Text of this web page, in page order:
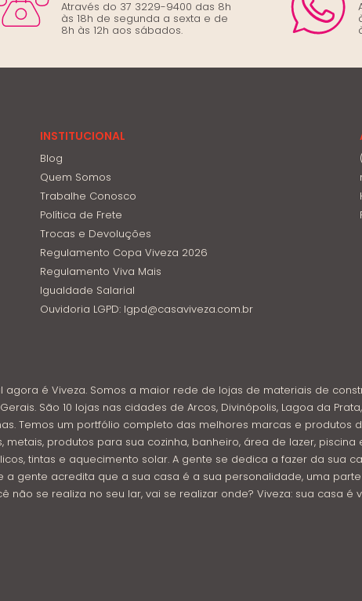
Através do 37 3229-9400 das 8h
às 18h de segunda a sexta e de
8h às 12h aos sábados.
INSTITUCIONAL
Blog
Quem Somos
Trabalhe Conosco
Política de Frete
Trocas e Devoluções
Regulamento Copa Viveza 2026
Regulamento Viva Mais
Igualdade Salarial
Ouvidoria LGPD: lgpd@casaviveza.com.br
agora é Viveza. Somos a maior rede de lojas de materiais de
São 10 lojas nas cidades de Arcos, Divinópolis, Lagoa da
Temos um portfólio completo das melhores marcas e produtos
metais, produtos para sua cozinha, banheiro, área de lazer,
tintas e aquecimento solar. A gente se dedica a fazer da sua
a gente acredita que a sua casa é a sua personalidade, uma
não se realiza no seu lar, vai se realizar onde? Viveza: sua casa é